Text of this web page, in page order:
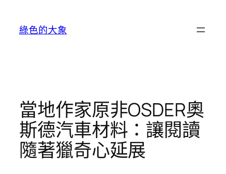
綠色的大象
當地作家原非OSDER奧
斯德汽車材料：讓閱讀
隨著獵奇心延展